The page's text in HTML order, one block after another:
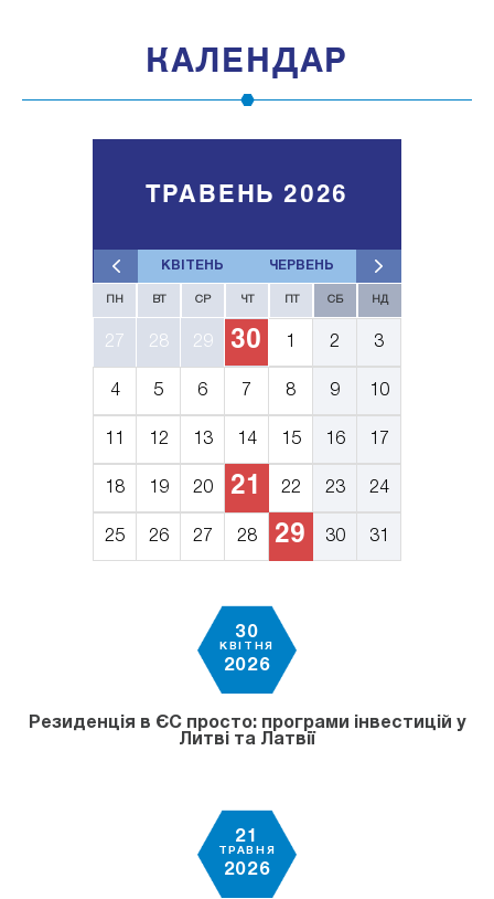
КАЛЕНДАР
КВІТЕНЬ ЧЕРВЕНЬ
ТРАВЕНЬ 2026
ПН ВТ СР ЧТ СБ НД
27 28 29 30 2 3
4 5 6 7 8 9 10
12 13 14 15 16 17
18 19 20 21 22 23 24
25 26 27 28 29 30 31
30
КВІТНЯ
2026
Резиденція в ЄС просто: програми інвестицій у
Литві та Латвії
21
ТРАВНЯ
2026